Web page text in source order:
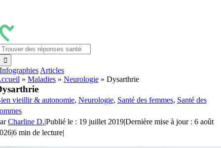
contenu
Infographies Articles
» Maladies» Neurologie» Dysarthrie
vieillir & autonomie, Neurologie, Santé des femmes, Santé des
Charline D.|Publié le : 19 juillet 2019|Dernière mise à jour : 6 août
|6 min de lecture|